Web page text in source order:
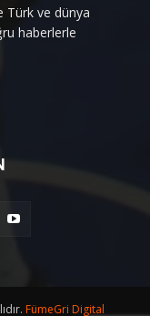
Türk ve dünya
haberlerle
FümeGri Digital